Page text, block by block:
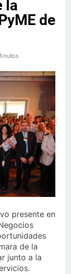
la
de
presente en
de la
junto a la